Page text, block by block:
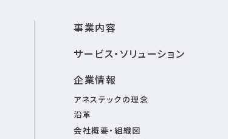
事業内容
サービス・ソリューション
企業情報
アネステックの理念
沿革
会社概要・組織図